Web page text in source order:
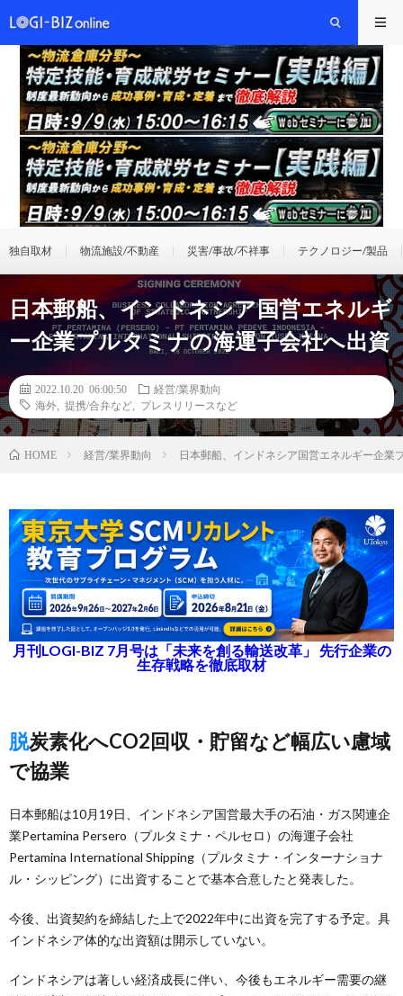
独自取材 物流施設/不動産 災害/事故/不祥事 テクノロジー/製品
日本郵船、インドネシア国営エネルギ
ー企業プルタミナの海運子会社へ出資
2022.10.20 06:00:50
経営/業界動向
海外
提携/合弁など プレスリリースなど
HOME 経営/業界動向 日本郵船、インドネシア国営エネルギー企業
月刊LOGI-BIZ 7月号は「未来を創る輸送改革」 先行企業の
生存戦略を徹底取材
脱炭素化へCO2回収・貯留など幅広い慮域
で協業
日本郵船は10月19日、インドネシア国営最大手の石油・ガス関連企
業Pertamina Persero（プルタミナ・ペルセロ）の海運子会社
Pertamina International Shipping（プルタミナ・インターナショナ
ル・シッピング）に出資することで基本合意したと発表した。
今後、出資契約を締結した上で2022年中に出資を完了する予定。具
インドネシア体的な出資額は開示していない。
インドネシアは著しい経済成長に伴い、今後もエネルギー需要の継